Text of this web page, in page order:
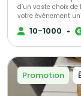
d’un vaste choix de
votre événement
dans l’élaboration
convives.
10-1000 •
Promotion